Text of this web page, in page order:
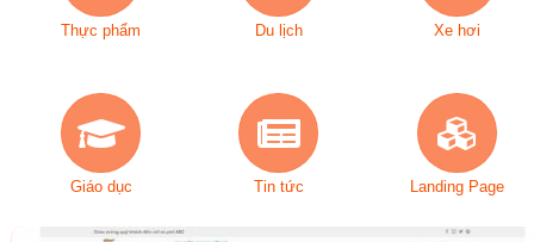
Thực phẩm Du lịch Xe hơi
Giáo dục Tin tức Landing Page